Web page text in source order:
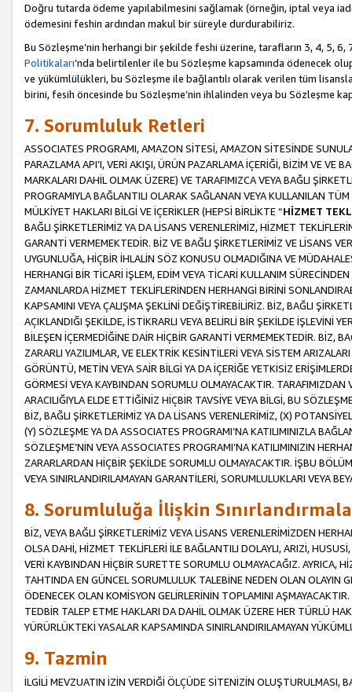
Doğru tutarda ödeme yapılabilmesini sağlamak (örneğin, iptal veya
ödemesini feshin ardından makul bir süreyle durdurabiliriz.
Bu Sözleşme’nin herhangi bir şekilde feshi üzerine, tarafların 3, 4, 5,
Politikaları’nda belirtilenler ile bu Sözleşme kapsamında ödenecek
ve yükümlülükleri, bu Sözleşme ile bağlantılı olarak verilen tüm
birini, fesih öncesinde bu Sözleşme’nin ihlalinden veya bu Sözleşme
7. Sorumluluk Retleri
ASSOCIATES PROGRAMI, AMAZON SİTESİ, AMAZON SİTESİNDE
PARAZLAMA API’I, VERİ AKIŞI, ÜRÜN PAZARLAMA İÇERİĞİ, BİZİM VE VE
MARKALARI DAHİL OLMAK ÜZERE) VE TARAFIMIZCA VEYA BAĞLI
PROGRAMIYLA BAĞLANTILI OLARAK SAĞLANAN VEYA KULLANILAN
MÜLKİYET HAKLARI BİLGİ VE İÇERİKLER (HEPSİ BİRLİKTE “HİZMET
BAĞLI ŞİRKETLERİMİZ YA DA LİSANS VERENLERİMİZ, HİZMET
GARANTİ VERMEMEKTEDİR. BİZ VE BAĞLI ŞİRKETLERİMİZ VE LİSANS
UYGUNLUĞA, HİÇBİR İHLALİN SÖZ KONUSU OLMADIĞINA VE
HERHANGİ BİR TİCARİ İŞLEM, EDİM VEYA TİCARİ KULLANIM
ZAMANLARDA HİZMET TEKLİFLERİNDEN HERHANGİ BİRİNİ
KAPSAMINI VEYA ÇALIŞMA ŞEKLİNİ DEĞİŞTİREBİLİRİZ. BİZ, BAĞLI
AÇIKLANDIĞI ŞEKİLDE, İSTİKRARLI VEYA BELİRLİ BİR ŞEKİLDE İŞLEVİNİ
BİLEŞEN İÇERMEDİĞİNE DAİR HİÇBİR GARANTİ VERMEMEKTEDİR. BİZ,
ZARARLI YAZILIMLAR, VE ELEKTRİK KESİNTİLERİ VEYA SİSTEM
GÖRÜNTÜ, METİN VEYA SAİR BİLGİ YA DA İÇERİĞE YETKİSİZ
GÖRMESİ VEYA KAYBINDAN SORUMLU OLMAYACAKTIR.
ARACILIĞIYLA ELDE ETTİĞİNİZ HİÇBİR TAVSİYE VEYA BİLGİ, BU
BİZ, BAĞLI ŞİRKETLERİMİZ YA DA LİSANS VERENLERİMİZ, (X)
(Y) SÖZLEŞME YA DA ASSOCIATES PROGRAMI’NA KATILIMINIZLA
SÖZLEŞME’NİN VEYA ASSOCIATES PROGRAMI’NA KATILIMINIZIN
ZARARLARDAN HİÇBİR ŞEKİLDE SORUMLU OLMAYACAKTIR. İŞBU
VEYA SINIRLANDIRILAMAYAN GARANTİLERİ, SORUMLULUKLARI VEYA
8. Sorumluluğa İlişkin
BİZ, VEYA BAĞLI ŞİRKETLERİMİZ VEYA LİSANS VERENLERİMİZDEN
OLSA DAHİ, HİZMET TEKLİFLERİ İLE BAĞLANTILI DOLAYLI, ARIZİ,
VERİ KAYBINDAN HİÇBİR SURETTE SORUMLU OLMAYACAĞIZ. AYRICA,
TAHTINDA EN GÜNCEL SORUMLULUK TALEBİNE NEDEN OLAN OLAYIN
ÖDENECEK OLAN KOMİSYON GELİRLERİNİN TOPLAMINI
TEDBİR TALEP ETME HAKLARI DA DAHİL OLMAK ÜZERE HER TÜRLÜ
YÜRÜRLÜKTEKİ YASALAR KAPSAMINDA SINIRLANDIRILAMAYAN
9. Tazmin
İLGİLİ MEVZUATIN İZİN VERDİĞİ ÖLÇÜDE SİTENİZİN OLUŞTURULMASI,